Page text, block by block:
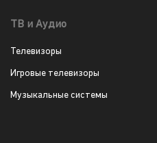
ТВ и Аудио
Телевизоры
Игровые телевизоры
Музыкальные системы